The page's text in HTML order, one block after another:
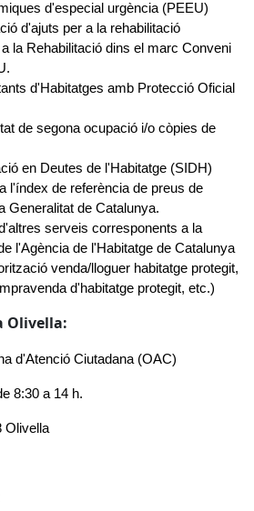
d'especial urgència (PEEU)
d'ajuts per a la rehabilitació
la Rehabilitació dins el marc Conveni
d'Habitatges amb Protecció Oficial
de segona ocupació i/o còpies de
en Deutes de l'Habitatge (SIDH)
l'índex de referència de preus de
Generalitat de Catalunya.
serveis corresponents a la
l'Agència de l'Habitatge de Catalunya
venda/lloguer habitatge protegit,
d'habitatge protegit, etc.)
Olivella:
d'Atenció Ciutadana (OAC)
8:30 a 14 h.
Olivella